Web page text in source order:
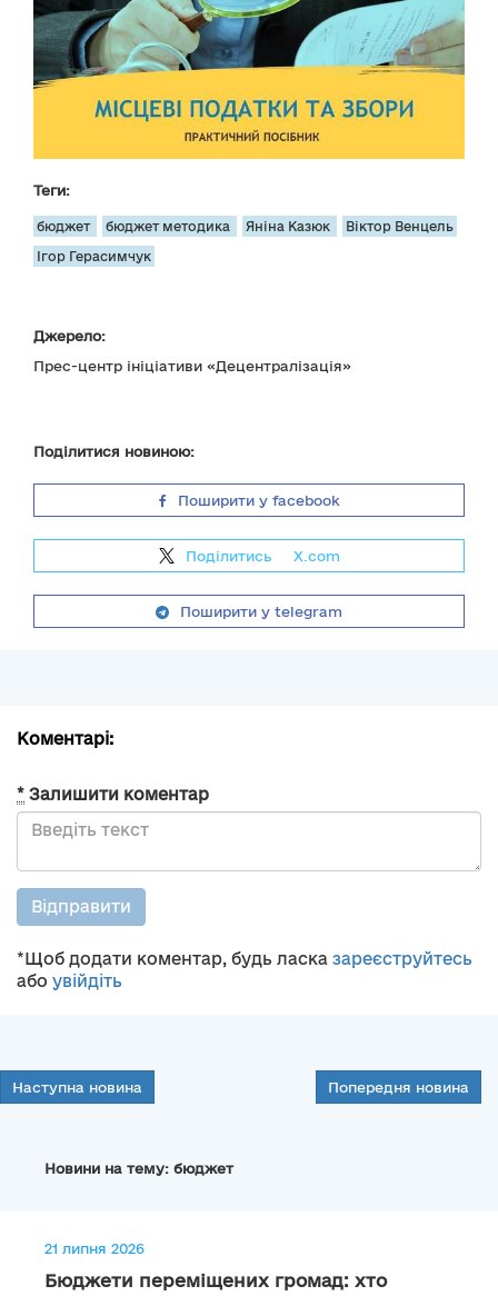
Теги:
бюджет бюджет методика Яніна Казюк Віктор Венцель
Ігор Герасимчук
Джерело:
Прес-центр ініціативи «Децентралізація»
Поділитися новиною:
Поширити у facebook
Поділитись X.com
Поширити у telegram
Коментарі:
* Залишити коментар
Відправити
*Щоб додати коментар, будь ласка зареєструйтесь
або увійдіть
Наступна новина Попередня новина
Новини на тему: бюджет
21 липня 2026
Бюджети переміщених громад: хто